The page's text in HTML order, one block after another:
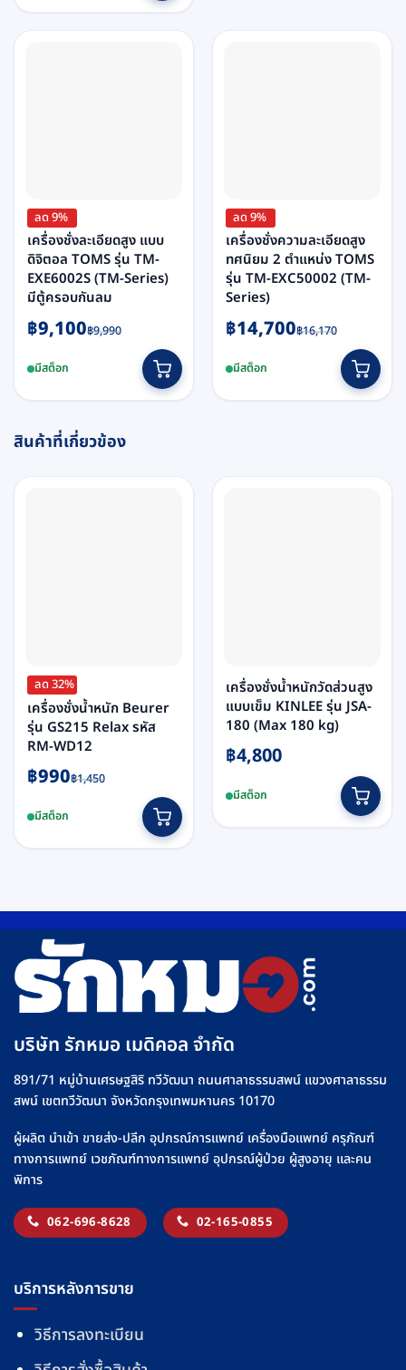
ลด 9%
เครื่องชั่งละเอียดสูง แบบ
ดิจิตอล TOMS รุ่น TM-
EXE6002S (TM-Series)
มีตู้ครอบกันลม
฿9,990
Original
was:
฿9,100
Current
is:มีสต็อก
ลด 9%
เครื่องชั่งความละเอียดสูง
ทศนิยม 2 ตำแหน่ง TOMS
รุ่น TM-EXC50002 (TM-
Series)
฿16,170
Original
was:
฿14,700
Current
is:มีสต็อก
สินค้าที่เกี่ยวข้อง
ลด 32%
เครื่องชั่งน้ำหนัก Beurer
รุ่น GS215 Relax รหัส
RM-WD12
฿1,450
Original
was:
฿990
Current
is:มีสต็อก
เครื่องชั่งน้ำหนักวัดส่วนสูง
แบบเข็ม KINLEE รุ่น JSA-
180 (Max 180 kg)
฿4,800
มีสต็อก
บริษัท รักหมอ เมดิคอล จำกัด
891/71 หมู่บ้านเศรษฐสิริ ทวีวัฒนา ถนนศาลาธรรมสพน์ แขวงศาลาธรรม
สพน์ เขตทวีวัฒนา จังหวัดกรุงเทพมหานคร 10170
ผู้ผลิต นำเข้า ขายส่ง-ปลีก อุปกรณ์การแพทย์ เครื่องมือแพทย์ ครุภัณฑ์
ทางการแพทย์ เวชภัณฑ์ทางการแพทย์ อุปกรณ์ผู้ป่วย ผู้สูงอายุ และคน
พิการ
062-696-8628 02-165-0855
บริการหลังการขาย
วิธีการลงทะเบียน